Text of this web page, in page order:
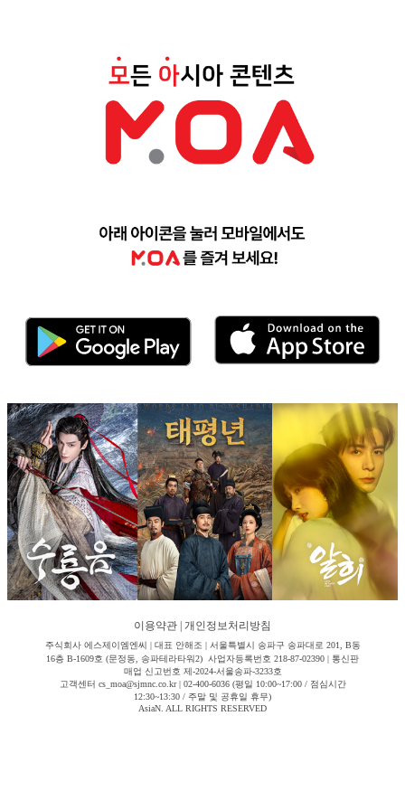
이용약관 개인정보처리방침
주식회사 에스제이엠엔씨 | 대표 안해조 | 서울특별시 송파구 송파대로 201, B동
16층 B-1609호 (문정동, 송파테라타워2) 사업자등록번호 218-87-02390 | 통신판
매업 신고번호 제-2024-서울송파-3233호
고객센터 cs_moa@sjmnc.co.kr | 02-400-6036 (평일 10:00~17:00 / 점심시간
12:30~13:30 / 주말 및 공휴일 휴무)
AsiaN. ALL RIGHTS RESERVED